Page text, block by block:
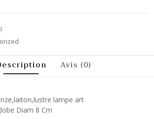
Avis (0)
lampe art
Diam 8 Cm